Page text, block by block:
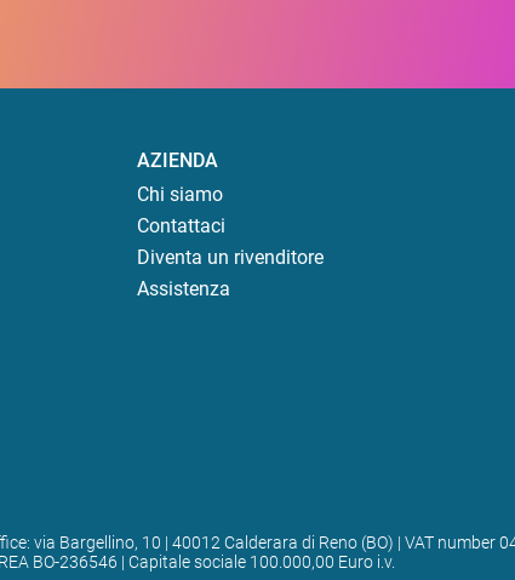
AZIENDA
Chi siamo
Contattaci
Diventa un rivenditore
Assistenza
via Bargellino, 10 | 40012 Calderara di Reno (BO) | VAT number
BO-236546 | Capitale sociale 100.000,00 Euro i.v.